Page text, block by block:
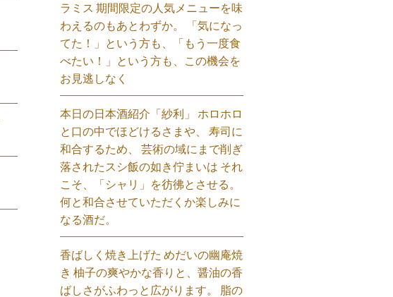
ラミス 期間限定の人気メニューを味
わえるのもあとわずか。 「気になっ
てた！」という方も、「もう一度食
べたい！」という方も、この機会を
お見逃しなく⁡
本日の日本酒紹介「紗利」 ホロホロ
と口の中でほどけるさまや、 寿司に
和合するため、 芸術の域にまで削ぎ
落されたスシ飯の如き佇まいは それ
こそ、「シャリ」を彷彿とさせる。
何と和合させていただくか楽しみに
なる酒だ。⁡
香ばしく焼き上げた めだいの幽庵焼
き 柚子の爽やかな香りと、醤油の香
ばしさがふわっと広がります。 脂の